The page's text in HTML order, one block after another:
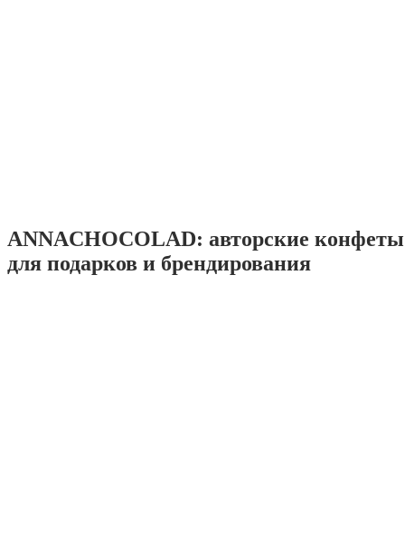
ANNACHOCOLAD: авторские
для подарков и брендирования